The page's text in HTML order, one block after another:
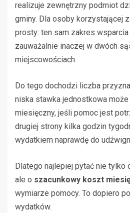
realizuje zewnętrzny podmiot
gminy. Dla osoby korzystającej
prosty: ten sam zakres
zauważalnie inaczej w dwóch
miejscowościach.
Do tego dochodzi liczba
niska stawka jednostkowa
miesięczny, jeśli pomoc jest
drugiej strony kilka godzin
wydatkiem naprawdę do
Dlatego najlepiej pytać nie tylko
ale o szacunkowy koszt
wymiarze pomocy. To dopiero
wydatków.